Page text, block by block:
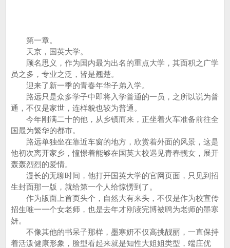
第一章。
天京，国英大学。
顾名思义，作为国内最为出名的重点大学，其面积之广学
员之多，专业之泛，皆是翘楚。
迎来了新一季的青春年华子弟入学。
路远只是众多学子中即将入学普通的一员，之所以说为普
通，不仅是家世，连样貌也较为普通。
今年刚满二十的他，从乡镇而来，正坐着火车准备前往全
国最为繁华的都市。
路远单独坐在靠近车窗的地方，欣赏着外面的风景，这是
他初次离开家乡，憧憬着能够在国英大校遇见青春靓女，展开
轰轰烈烈的爱情。
漫长的无聊时间，他打开国英大学的官网页面，只见到招
生封面那一版，就给第一个人给惊愣到了。
作为版面上首页头个，自然大有来头，不仅是作为校宣传
招生唯一一个女老师，也是去年才刚读完博被聘为老师的墨寒
妍。
不像其他的书呆子那样，墨寒妍不仅高挑靓丽，一直保持
着活泼健康形象，脸型看起来就是知性大姐姐类型，端庄优